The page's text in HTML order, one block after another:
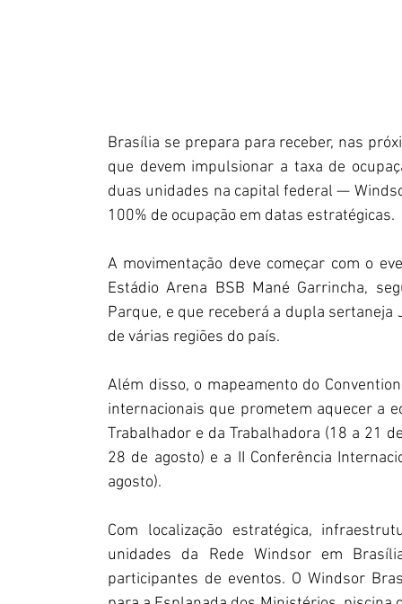
Brasília se prepara para receber, nas
que devem impulsionar a taxa de
duas unidades na capital federal —
100% de ocupação em datas estratégicas.
Estádio Arena BSB Mané Garrincha,
Parque, e que receberá a dupla
de várias regiões do país.
Além disso, o mapeamento do
internacionais que prometem aquecer a
Trabalhador e da Trabalhadora (18 a 21
28 de agosto) e a II Conferência
agosto).
Com localização estratégica,
unidades da Rede Windsor em
participantes de eventos. O Windsor